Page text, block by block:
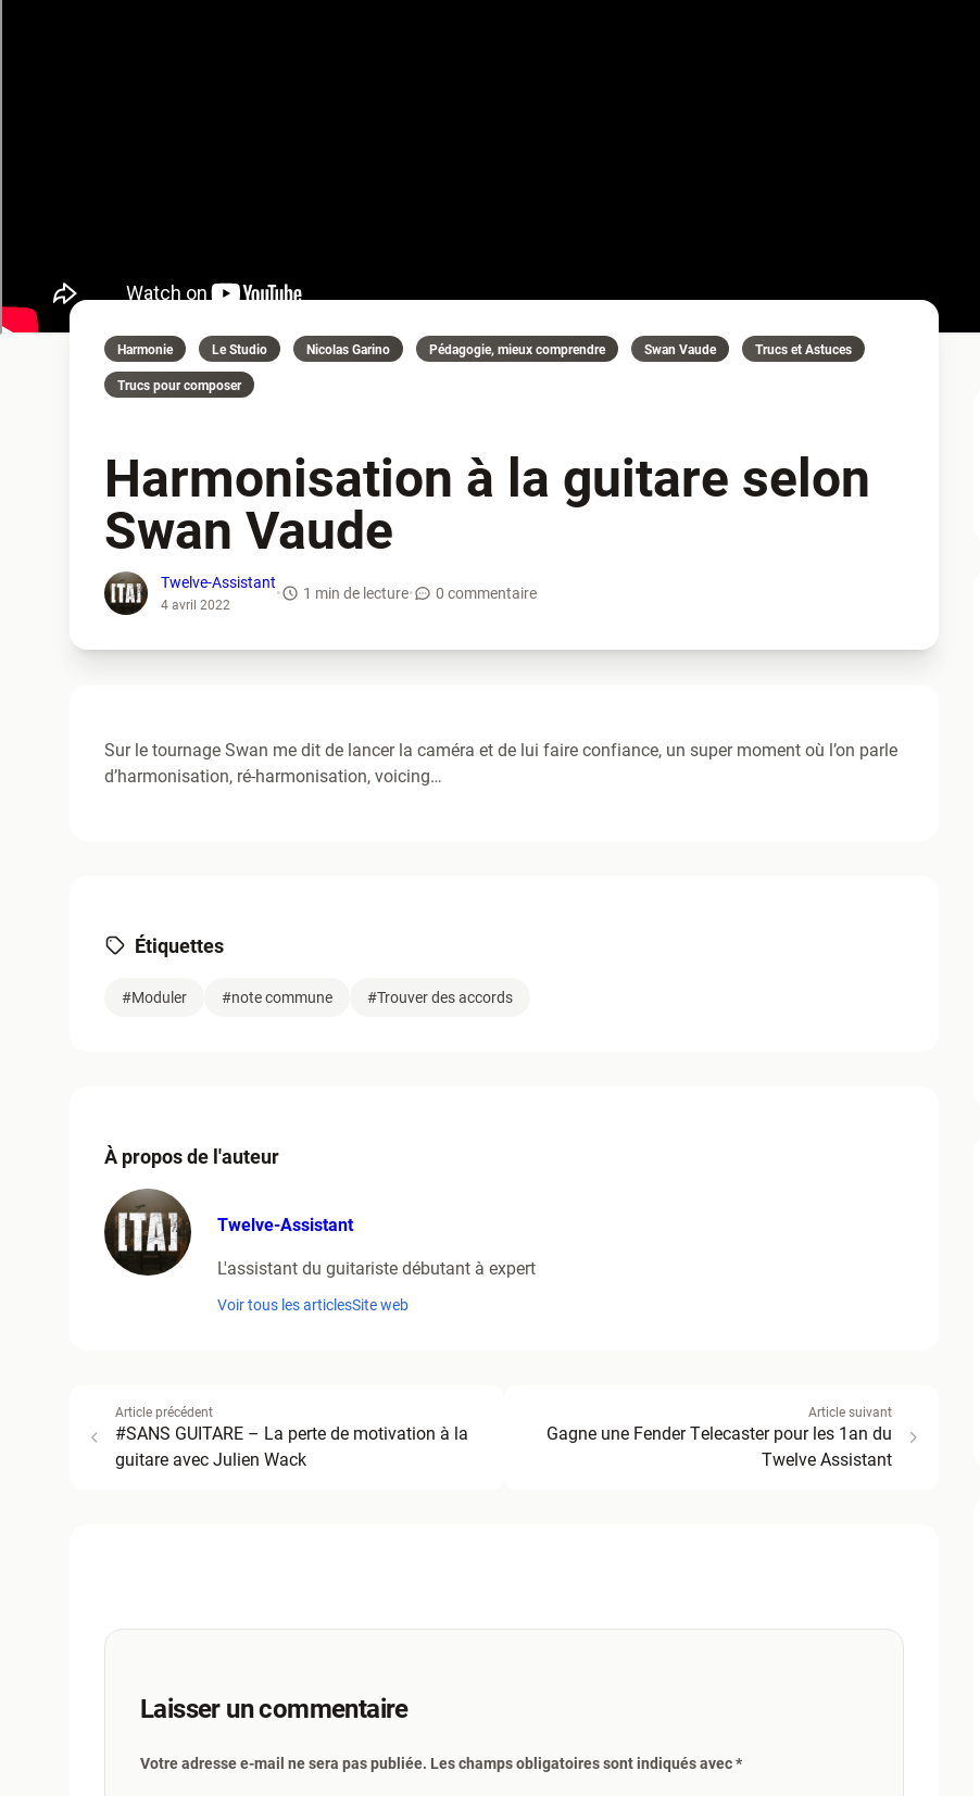
Harmonie Le Studio Nicolas Garino Pédagogie, mieux comprendre Swan Vaude Trucs et Astuces
Trucs pour composer
Harmonisation à la guitare selon
Swan Vaude
Twelve-Assistant
4 avril 2022
• 1 min de lecture• 0 commentaire
Sur le tournage Swan me dit de lancer la caméra et de lui faire confiance, un super moment où l’on parle
d’harmonisation, ré-harmonisation, voicing…
Étiquettes
#Moduler #note commune #Trouver des accords
À propos de l'auteur
Twelve-Assistant
L'assistant du guitariste débutant à expert
Voir tous les articlesSite web
Article précédent
#SANS GUITARE – La perte de motivation à la
guitare avec Julien Wack
Article suivant
Gagne une Fender Telecaster pour les 1an du
Twelve Assistant
Laisser un commentaire
Votre adresse e-mail ne sera pas publiée. Les champs obligatoires sont indiqués avec *